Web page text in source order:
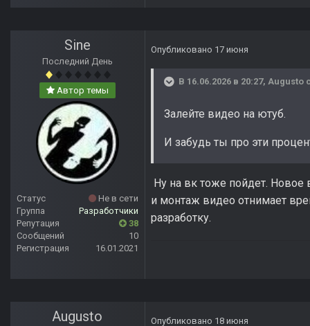
Sine
Последний День
Автор темы
Статус
Не в сети
Группа
Разработчики
Репутация
38
Сообщений
10
Регистрация
16.01.2021
Опубликовано 17 июня
В 16.06.2026 в 20:27, Augusto
Залейте видео на ютуб.
И забудь ты про эти
Ну на вк тоже пойдет. Новое
и монтаж видео отнимает
разработку.
Augusto Опубликовано 18 июня